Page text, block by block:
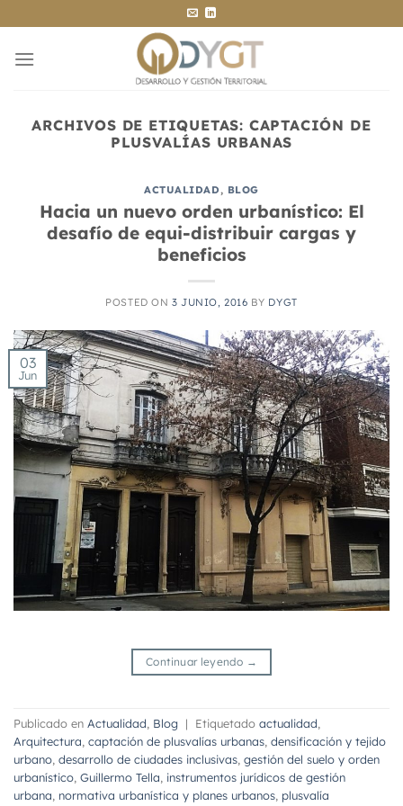
al
contenido
ARCHIVOS DE ETIQUETAS: CAPTACIÓN DE
PLUSVALÍAS URBANAS
ACTUALIDAD, BLOG
Hacia un nuevo orden urbanístico: El
desafío de equi-distribuir cargas y
beneficios
POSTED ON 3 JUNIO, 2016 BY DYGT
03
Jun
Continuar leyendo →
Publicado en Actualidad, Blog | Etiquetado actualidad,
Arquitectura, captación de plusvalías urbanas, densificación y tejido
urbano, desarrollo de ciudades inclusivas, gestión del suelo y orden
urbanístico, Guillermo Tella, instrumentos jurídicos de gestión
urbana, normativa urbanística y planes urbanos, plusvalía